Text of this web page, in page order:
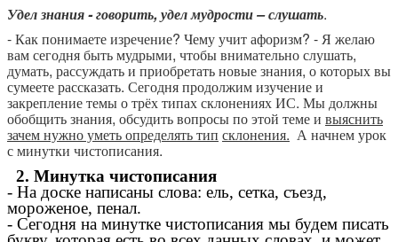
Удел знания - говорить, удел мудрости– слушать.
- Как понимаете изречение? Чему учит афоризм? - Я желаю
вам сегодня быть мудрыми, чтобы внимательно слушать,
думать, рассуждать и приобретать новые знания, о которых вы
сумеете рассказать. Сегодня продолжим изучение и
закрепление темы о трёх типах склонениях ИС. Мы должны
обобщить знания, обсудить вопросы по этой теме и выяснить
зачем нужно уметь определять тип склонения. А начнем урок
с минутки чистописания.
2. Минутка чистописания
- На доске написаны слова: ель, сетка, съезд,
мороженое, пенал.
- Сегодня на минутке чистописания мы будем писать